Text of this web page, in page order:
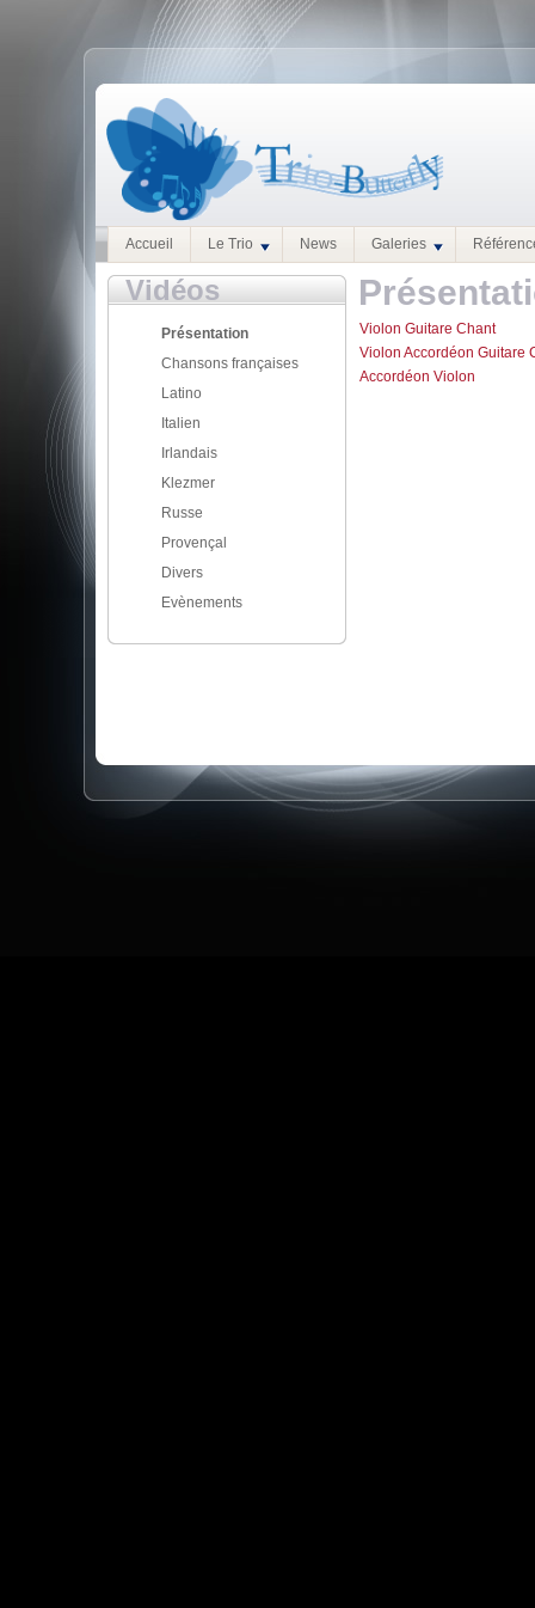
Accueil Le Trio News Galeries
Vidéos
Présentation
Chansons françaises
Latino
Italien
Irlandais
Klezmer
Russe
Provençal
Divers
Evènements
Violon Guitare Chant
Violon Accordéon Guitare
Accordéon Violon